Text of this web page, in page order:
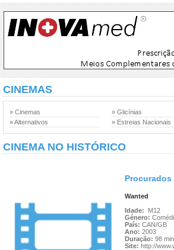
CINEMAS
» Cinemas
» Alternativos
» Glicínias
» Estreias Nacionais
CINEMA NO HISTÓRICO
Procurados
Wanted
Idade:
M12
Género:
País: CAN/GB
Ano: 2003
Duração: 98 min
Site: http://